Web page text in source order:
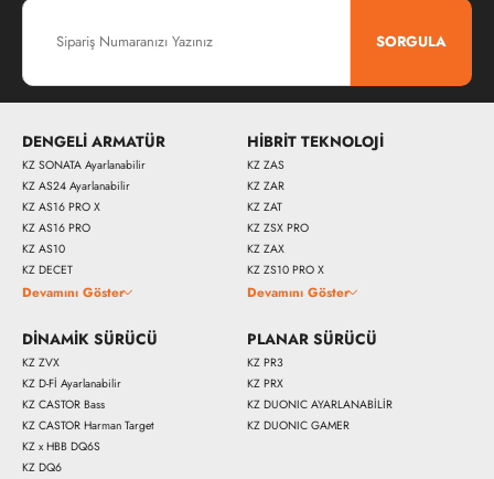
SORGULA
DENGELİ ARMATÜR
KZ SONATA Ayarlanabilir
KZ AS24 Ayarlanabilir
KZ AS16 PRO X
KZ AS16 PRO
KZ AS10
KZ DECET
Devamını Göster
HİBRİT TEKNOLOJİ
KZ ZAS
KZ ZAR
KZ ZAT
KZ ZSX PRO
KZ ZAX
KZ ZS10 PRO X
Devamını Göster
DİNAMİK SÜRÜCÜ
KZ ZVX
KZ D-Fİ Ayarlanabilir
KZ CASTOR Bass
KZ CASTOR Harman Target
KZ x HBB DQ6S
KZ DQ6
PLANAR SÜRÜCÜ
KZ PR3
KZ PRX
KZ DUONIC AYARLANABİLİR
KZ DUONIC GAMER